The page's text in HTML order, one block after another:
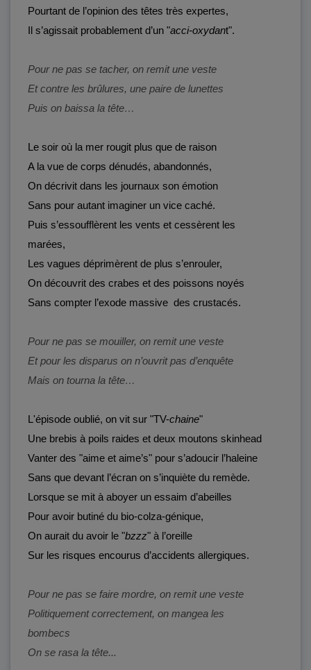
Pourtant de l’opinion des têtes très expertes,
Il s’agissait probablement d’un "acci-oxydant".
Pour ne pas se tacher, on remit une veste
Et contre les brûlures, une paire de lunettes
Puis on baissa la tête…
Le soir où la mer rougit plus que de raison
A la vue de corps dénudés, abandonnés,
On décrivit dans les journaux son émotion
Sans pour autant imaginer un vice caché.
Puis s’essoufflèrent les vents et cessèrent les
marées,
Les vagues déprimèrent de plus s’enrouler,
On découvrit des crabes et des poissons noyés
Sans compter l’exode massive des crustacés.
Pour ne pas se mouiller, on remit une veste
Et pour les disparus on n’ouvrit pas d’enquête
Mais on tourna la tête…
L'épisode oublié, on vit sur "TV-chaine"
Une brebis à poils raides et deux moutons skinhead
Vanter des "aime et aime’s" pour s’adoucir l’haleine
Sans que devant l’écran on s’inquiète du remède.
Lorsque se mit à aboyer un essaim d’abeilles
Pour avoir butiné du bio-colza-génique,
On aurait du avoir le "bzzz" à l’oreille
Sur les risques encourus d’accidents allergiques.
Pour ne pas se faire mordre, on remit une veste
Politiquement correctement, on mangea les
bombecs
On se rasa la tête...